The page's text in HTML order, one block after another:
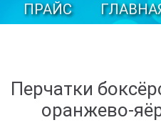
ПРАЙС
Перчатки
оранжево-